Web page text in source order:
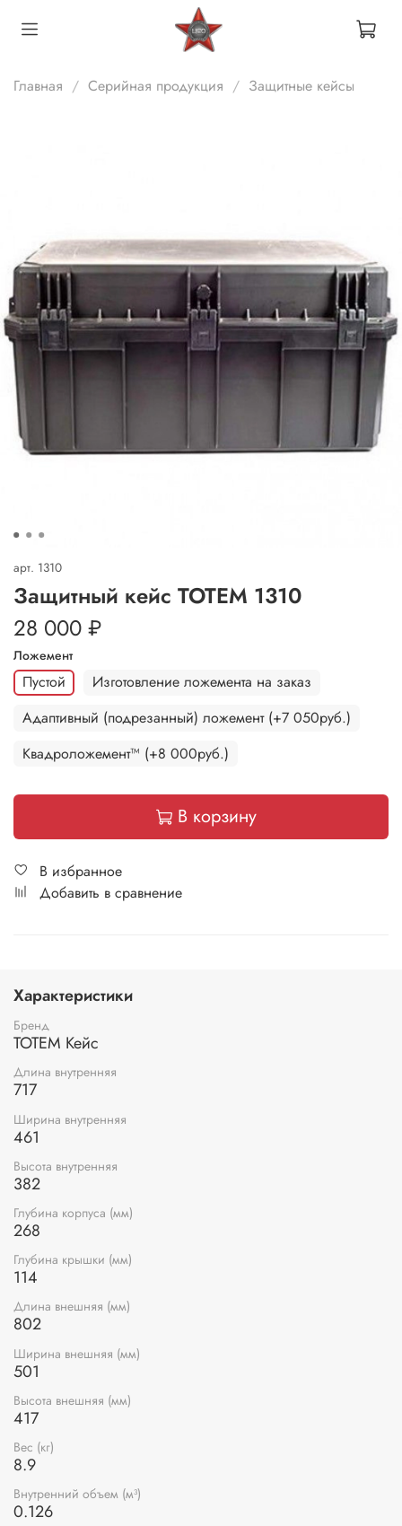
Главная Серийная продукция Защитные кейсы
арт. 1310
Защитный кейс ТОТЕМ 1310
28 000 ₽
Ложемент
Пустой
Изготовление ложемента на заказ
Адаптивный (подрезанный) ложемент (+7 050руб.)
Квадроложемент™ (+8 000руб.)
В корзину
В избранное
Добавить в сравнение
Характеристики
Бренд
ТОТЕМ Кейс
Длина внутренняя
717
Ширина внутренняя
461
Высота внутренняя
382
Глубина корпуса (мм)
268
Глубина крышки (мм)
114
Длина внешняя (мм)
802
Ширина внешняя (мм)
501
Высота внешняя (мм)
417
Вес (кг)
8.9
Внутренний объем (м³)
0.126